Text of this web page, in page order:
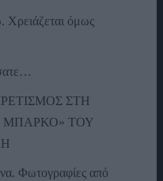
Χρειάζεται όμως
ΣΤΗ
ΜΠΑΡΚΟ» ΤΟΥ
Φωτογραφίες από